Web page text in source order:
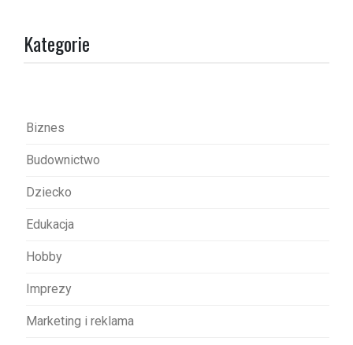
Kategorie
Biznes
Budownictwo
Dziecko
Edukacja
Hobby
Imprezy
Marketing i reklama